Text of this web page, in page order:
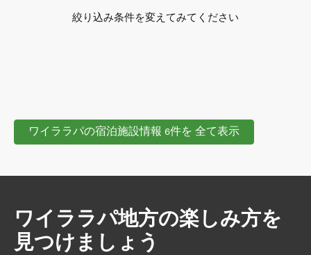
絞り込み条件を変えてみてください
ワイララパの宿泊施設情報 6件を 全て表示
ワイララパ地方の楽しみ方を
見つけましょう